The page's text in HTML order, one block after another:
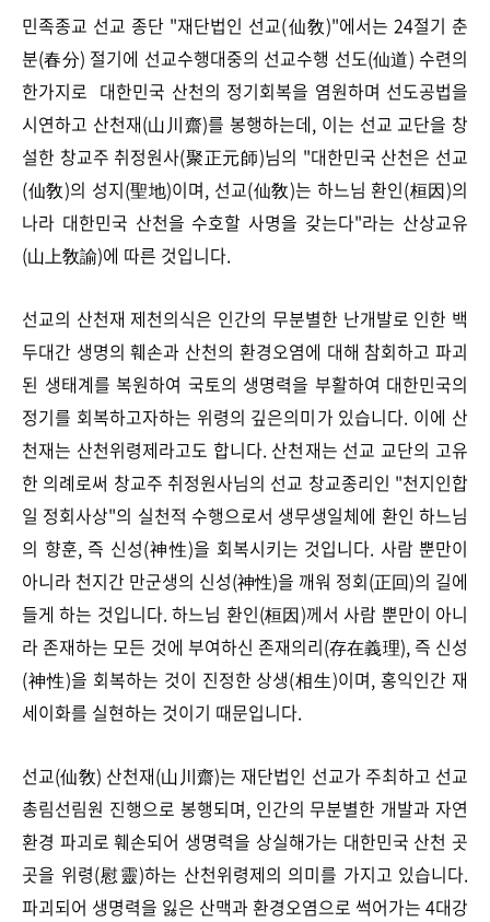
민족종교 선교 종단 "재단법인 선교(仙敎)"에서는 24절기 춘
분(春分) 절기에 선교수행대중의 선교수행 선도(仙道) 수련의
한가지로 대한민국 산천의 정기회복을 염원하며 선도공법을
시연하고 산천재(山川齋)를 봉행하는데, 이는 선교 교단을 창
설한 창교주 취정원사(聚正元師)님의 "대한민국 산천은 선교
(仙敎)의 성지(聖地)이며, 선교(仙敎)는 하느님 환인(桓因)의
나라 대한민국 산천을 수호할 사명을 갖는다"라는 산상교유
(山上敎諭)에 따른 것입니다.
선교의 산천재 제천의식은 인간의 무분별한 난개발로 인한 백
두대간 생명의 훼손과 산천의 환경오염에 대해 참회하고 파괴
된 생태계를 복원하여 국토의 생명력을 부활하여 대한민국의
정기를 회복하고자하는 위령의 깊은의미가 있습니다. 이에 산
천재는 산천위령제라고도 합니다. 산천재는 선교 교단의 고유
한 의례로써 창교주 취정원사님의 선교 창교종리인 "천지인합
일 정회사상"의 실천적 수행으로서 생무생일체에 환인 하느님
의 향훈, 즉 신성(神性)을 회복시키는 것입니다. 사람 뿐만이
아니라 천지간 만군생의 신성(神性)을 깨워 정회(正回)의 길에
들게 하는 것입니다. 하느님 환인(桓因)께서 사람 뿐만이 아니
라 존재하는 모든 것에 부여하신 존재의리(存在義理), 즉 신성
(神性)을 회복하는 것이 진정한 상생(相生)이며, 홍익인간 재
세이화를 실현하는 것이기 때문입니다.
선교(仙敎) 산천재(山川齋)는 재단법인 선교가 주최하고 선교
총림선림원 진행으로 봉행되며, 인간의 무분별한 개발과 자연
환경 파괴로 훼손되어 생명력을 상실해가는 대한민국 산천 곳
곳을 위령(慰靈)하는 산천위령제의 의미를 가지고 있습니다.
파괴되어 생명력을 잃은 산맥과 환경오염으로 썩어가는 4대강